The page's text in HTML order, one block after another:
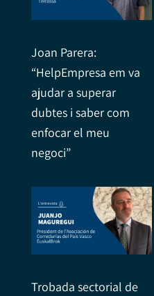
Joan Parera:
“HelpEmpresa em va
ajudar a superar
dubtes i saber com
enfocar el meu
negoci”
Trobada sectorial de